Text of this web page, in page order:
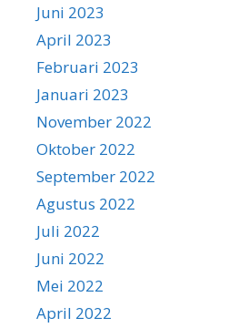
Juni 2023
April 2023
Februari 2023
Januari 2023
November 2022
Oktober 2022
September 2022
Agustus 2022
Juli 2022
Juni 2022
Mei 2022
April 2022